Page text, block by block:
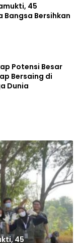
45
Bangsa Bersihkan
Potensi Besar
Bersaing di
Dunia
45